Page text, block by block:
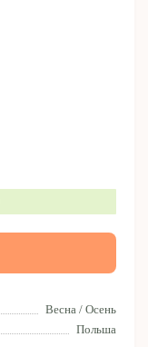
Весна / Осень
Польша